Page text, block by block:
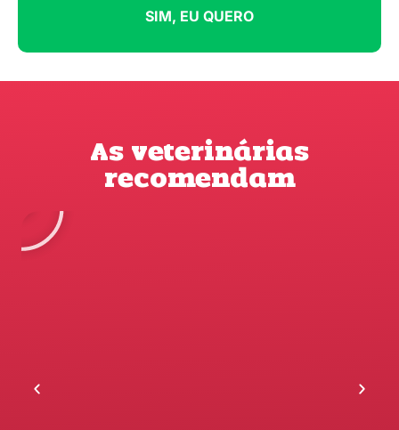
SIM, EU QUERO
As veterinárias
recomendam